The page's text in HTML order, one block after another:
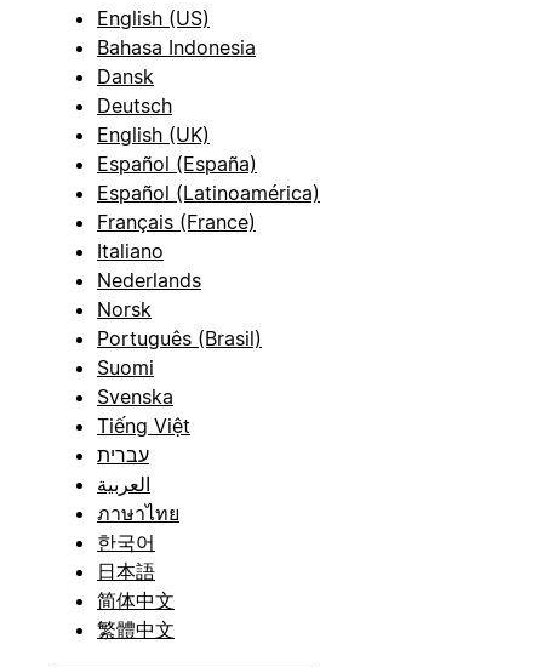
English (US)
Bahasa Indonesia
Dansk
Deutsch
English (UK)
Español (España)
Español (Latinoamérica)
Français (France)
Italiano
Nederlands
Norsk
Português (Brasil)
Suomi
Svenska
Tiếng Việt
עברית
العربية
ภาษาไทย
한국어
日本語
简体中文
繁體中文